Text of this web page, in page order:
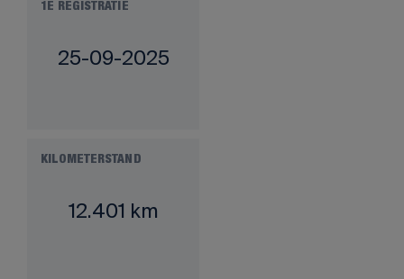
1E REGISTRATIE
25-09-2025
KILOMETERSTAND
12.401 km